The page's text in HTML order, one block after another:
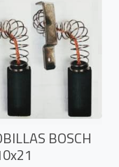
BOSCH